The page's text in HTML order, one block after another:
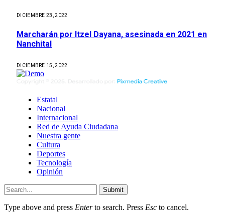
DICIEMBRE 23, 2022
Marcharán por Itzel Dayana, asesinada en 2021 en
Nanchital
DICIEMBRE 15, 2022
Estatal
Nacional
Internacional
Red de Ayuda Ciudadana
Nuestra gente
Cultura
Deportes
Tecnología
Opinión
Submit
Type above and press Enterto search. Press Esc to cancel.